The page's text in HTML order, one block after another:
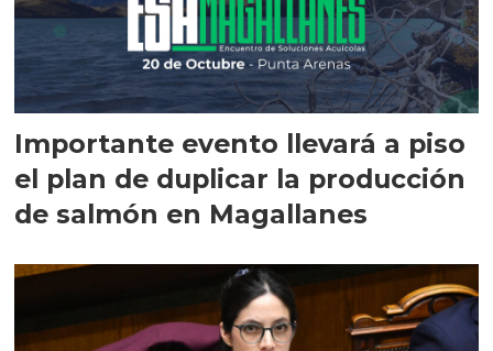
Importante evento llevará a piso
el plan de duplicar la producción
de salmón en Magallanes